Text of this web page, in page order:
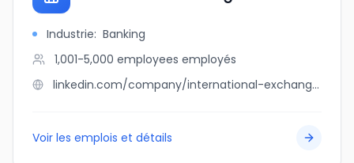
Industrie: Banking
1,001-5,000 employees employés
linkedin.com/company/international-exchange-bank
Voir les emplois et détails